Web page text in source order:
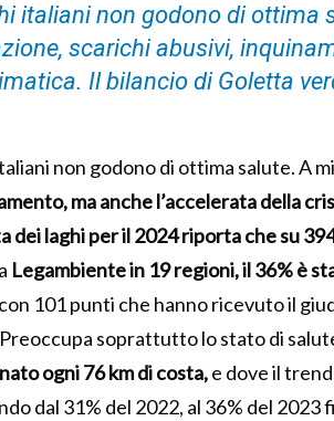
italiani non godono di ottima
scarichi abusivi,
Il bilancio di Goletta
non godono di ottima salute. A
ma anche l’accelerata della
dei laghi per il 2024 riporta che su
Legambiente in 19 regioni, il 36% è
con 101 punti che hanno ricevuto il
Preoccupa soprattutto lo stato di
ogni 76 km di costa,e dove il
dal 31% del 2022, al 36% del 2023